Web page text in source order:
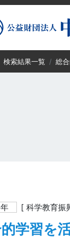
検索結果一覧 総
[ 科学教育振
学習を